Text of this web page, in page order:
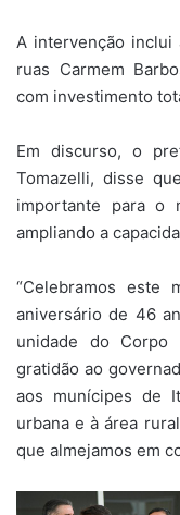
A intervenção inclui
ruas Carmem
com investimento
Em discurso, o
Tomazelli, disse
importante para o
ampliando a
“Celebramos este
aniversário de 46
unidade do Corpo
gratidão ao
aos munícipes de
urbana e à área
que almejamos em